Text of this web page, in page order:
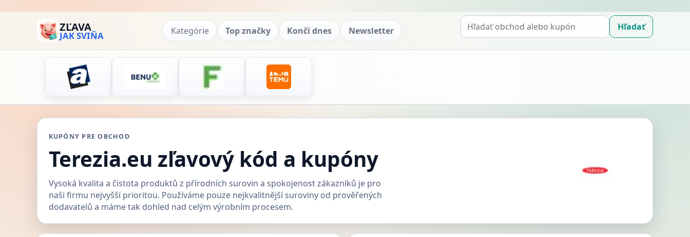
ZĽAVA
JAK SVIŇA Kategórie Top značky Končí dnes Newsletter
Hľadať
Hľadať
KUPÓNY PRE OBCHOD
Terezia.eu zľavový kód a kupóny
Vysoká kvalita a čistota produktů z přírodních surovin a spokojenost zákazníků je pro
naši firmu nejvyšší prioritou. Používáme pouze nejkvalitnější suroviny od prověřených
dodavatelů a máme tak dohled nad celým výrobním procesem.